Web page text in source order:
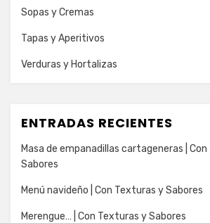
Sopas y Cremas
Tapas y Aperitivos
Verduras y Hortalizas
ENTRADAS RECIENTES
Masa de empanadillas cartageneras |
Sabores
Menú navideño | Con Texturas y Sabores
Merengue… | Con Texturas y Sabores